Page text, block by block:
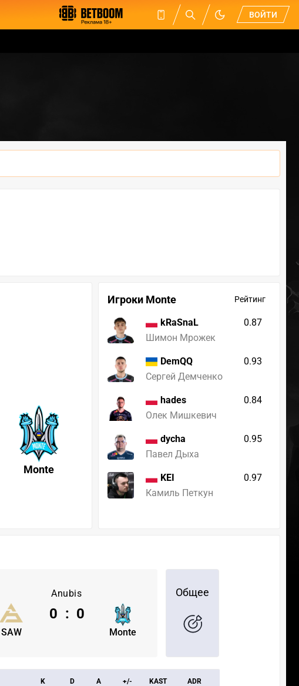
ВОЙТИ
Игроки Monte Рейтинг
kRaSnaL
Шимон Мрожек
0.87
DemQQ
Сергей Демченко
0.93
hades
Олек Мишкевич
0.84
dycha
Павел Дыха
0.95
KEI
Камиль Петкун
0.97
Monte
Anubis
SAW Monte
0 : 0
Общее
K D A +/- KAST ADR